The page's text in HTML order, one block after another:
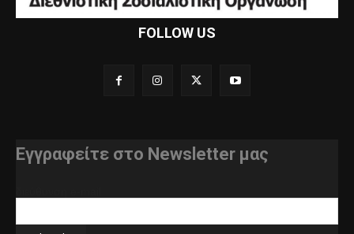
FOLLOW US
Εγγραφείτε στο Newsletter μας